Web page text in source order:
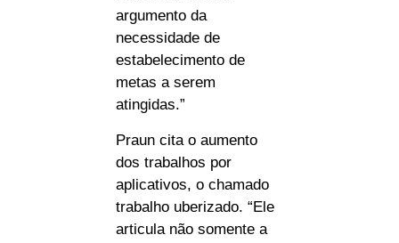
argumento da
necessidade de
estabelecimento de
metas a serem
atingidas.”
Praun cita o aumento
dos trabalhos por
aplicativos, o chamado
trabalho uberizado. “Ele
articula não somente a